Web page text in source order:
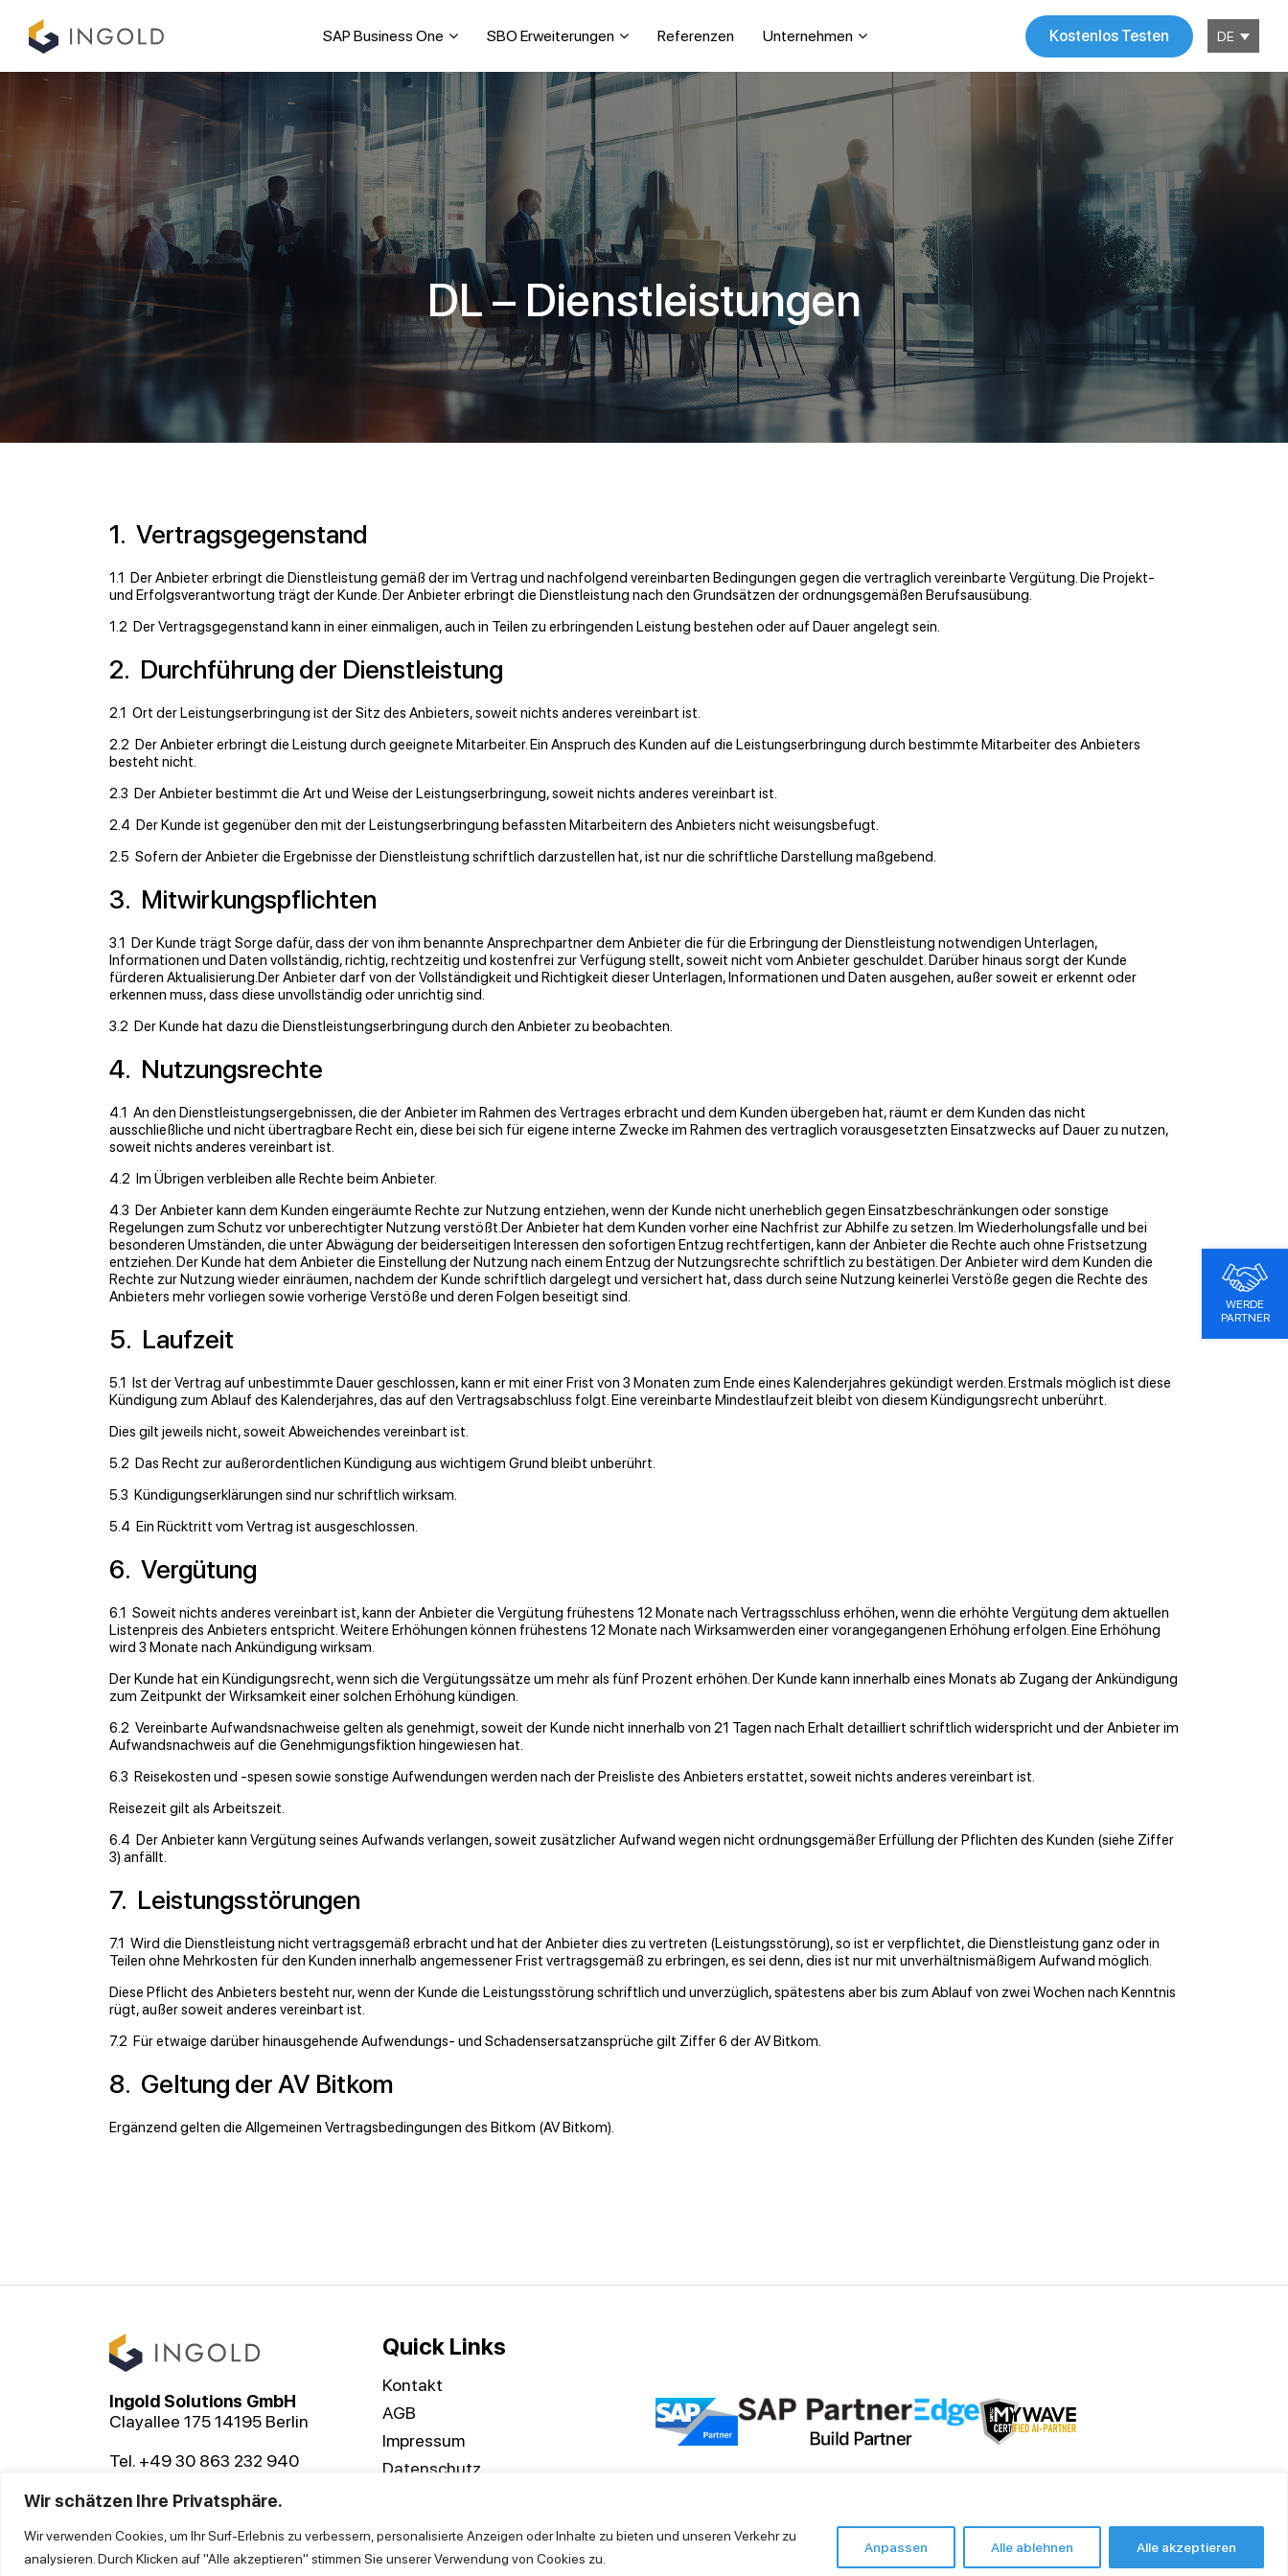
Wir schätzen Ihre Privatsphäre.
Wir verwenden Cookies, um Ihr Surf-Erlebnis zu verbessern, personalisierte Anzeigen oder Inhalte zu bieten und unseren Verkehr zu
analysieren. Durch Klicken auf "Alle akzeptieren" stimmen Sie unserer Verwendung von Cookies zu.
Anpassen Alle ablehnen Alle akzeptieren
SAP Business One SBO Erweiterungen Referenzen Unternehmen DE
Kostenlos Testen
DL – Dienstleistungen
1. Vertragsgegenstand
1.1 Der Anbieter erbringt die Dienstleistung gemäß der im Vertrag und nachfolgend vereinbarten Bedingungen gegen die vertraglich vereinbarte Vergütung. Die Projekt-
und Erfolgsverantwortung trägt der Kunde. Der Anbieter erbringt die Dienstleistung nach den Grundsätzen der ordnungsgemäßen Berufsausübung.
1.2 Der Vertragsgegenstand kann in einer einmaligen, auch in Teilen zu erbringenden Leistung bestehen oder auf Dauer angelegt sein.
2. Durchführung der Dienstleistung
2.1 Ort der Leistungserbringung ist der Sitz des Anbieters, soweit nichts anderes vereinbart ist.
2.2 Der Anbieter erbringt die Leistung durch geeignete Mitarbeiter. Ein Anspruch des Kunden auf die Leistungserbringung durch bestimmte Mitarbeiter des Anbieters
besteht nicht.
2.3 Der Anbieter bestimmt die Art und Weise der Leistungserbringung, soweit nichts anderes vereinbart ist.
2.4 Der Kunde ist gegenüber den mit der Leistungserbringung befassten Mitarbeitern des Anbieters nicht weisungsbefugt.
2.5 Sofern der Anbieter die Ergebnisse der Dienstleistung schriftlich darzustellen hat, ist nur die schriftliche Darstellung maßgebend.
3. Mitwirkungspﬂichten
3.1 Der Kunde trägt Sorge dafür, dass der von ihm benannte Ansprechpartner dem Anbieter die für die Erbringung der Dienstleistung notwendigen Unterlagen,
Informationen und Daten vollständig, richtig, rechtzeitig und kostenfrei zur Verfügung stellt, soweit nicht vom Anbieter geschuldet. Darüber hinaus sorgt der Kunde
fürderen Aktualisierung.Der Anbieter darf von der Vollständigkeit und Richtigkeit dieser Unterlagen, Informationen und Daten ausgehen, außer soweit er erkennt oder
erkennen muss, dass diese unvollständig oder unrichtig sind.
3.2 Der Kunde hat dazu die Dienstleistungserbringung durch den Anbieter zu beobachten.
4. Nutzungsrechte
4.1 An den Dienstleistungsergebnissen, die der Anbieter im Rahmen des Vertrages erbracht und dem Kunden übergeben hat, räumt er dem Kunden das nicht
ausschließliche und nicht übertragbare Recht ein, diese bei sich für eigene interne Zwecke im Rahmen des vertraglich vorausgesetzten Einsatzwecks auf Dauer zu nutzen,
soweit nichts anderes vereinbart ist.
4.2 Im Übrigen verbleiben alle Rechte beim Anbieter.
4.3 Der Anbieter kann dem Kunden eingeräumte Rechte zur Nutzung entziehen, wenn der Kunde nicht unerheblich gegen Einsatzbeschränkungen oder sonstige
Regelungen zum Schutz vor unberechtigter Nutzung verstößt.Der Anbieter hat dem Kunden vorher eine Nachfrist zur Abhilfe zu setzen. Im Wiederholungsfalle und bei
besonderen Umständen, die unter Abwägung der beiderseitigen Interessen den sofortigen Entzug rechtfertigen, kann der Anbieter die Rechte auch ohne Fristsetzung
entziehen. Der Kunde hat dem Anbieter die Einstellung der Nutzung nach einem Entzug der Nutzungsrechte schriftlich zu bestätigen. Der Anbieter wird dem Kunden die
Rechte zur Nutzung wieder einräumen, nachdem der Kunde schriftlich dargelegt und versichert hat, dass durch seine Nutzung keinerlei Verstöße gegen die Rechte des
Anbieters mehr vorliegen sowie vorherige Verstöße und deren Folgen beseitigt sind.
5. Laufzeit
5.1 Ist der Vertrag auf unbestimmte Dauer geschlossen, kann er mit einer Frist von 3 Monaten zum Ende eines Kalenderjahres gekündigt werden. Erstmals möglich ist diese
Kündigung zum Ablauf des Kalenderjahres, das auf den Vertragsabschluss folgt. Eine vereinbarte Mindestlaufzeit bleibt von diesem Kündigungsrecht unberührt.
Dies gilt jeweils nicht, soweit Abweichendes vereinbart ist.
5.2 Das Recht zur außerordentlichen Kündigung aus wichtigem Grund bleibt unberührt.
5.3 Kündigungserklärungen sind nur schriftlich wirksam.
5.4 Ein Rücktritt vom Vertrag ist ausgeschlossen.
6. Vergütung
6.1 Soweit nichts anderes vereinbart ist, kann der Anbieter die Vergütung frühestens 12 Monate nach Vertragsschluss erhöhen, wenn die erhöhte Vergütung dem aktuellen
Listenpreis des Anbieters entspricht. Weitere Erhöhungen können frühestens 12 Monate nach Wirksamwerden einer vorangegangenen Erhöhung erfolgen. Eine Erhöhung
wird 3 Monate nach Ankündigung wirksam.
Der Kunde hat ein Kündigungsrecht, wenn sich die Vergütungssätze um mehr als fünf Prozent erhöhen. Der Kunde kann innerhalb eines Monats ab Zugang der Ankündigung
zum Zeitpunkt der Wirksamkeit einer solchen Erhöhung kündigen.
6.2 Vereinbarte Aufwandsnachweise gelten als genehmigt, soweit der Kunde nicht innerhalb von 21 Tagen nach Erhalt detailliert schriftlich widerspricht und der Anbieter im
Aufwandsnachweis auf die Genehmigungsﬁktion hingewiesen hat.
6.3 Reisekosten und -spesen sowie sonstige Aufwendungen werden nach der Preisliste des Anbieters erstattet, soweit nichts anderes vereinbart ist.
Reisezeit gilt als Arbeitszeit.
6.4 Der Anbieter kann Vergütung seines Aufwands verlangen, soweit zusätzlicher Aufwand wegen nicht ordnungsgemäßer Erfüllung der Pﬂichten des Kunden (siehe Ziffer
3) anfällt.
7. Leistungsstörungen
7.1 Wird die Dienstleistung nicht vertragsgemäß erbracht und hat der Anbieter dies zu vertreten (Leistungsstörung), so ist er verpﬂichtet, die Dienstleistung ganz oder in
Teilen ohne Mehrkosten für den Kunden innerhalb angemessener Frist vertragsgemäß zu erbringen, es sei denn, dies ist nur mit unverhältnismäßigem Aufwand möglich.
Diese Pﬂicht des Anbieters besteht nur, wenn der Kunde die Leistungsstörung schriftlich und unverzüglich, spätestens aber bis zum Ablauf von zwei Wochen nach Kenntnis
rügt, außer soweit anderes vereinbart ist.
7.2 Für etwaige darüber hinausgehende Aufwendungs- und Schadensersatzansprüche gilt Ziffer 6 der AV Bitkom.
8. Geltung der AV Bitkom
Ergänzend gelten die Allgemeinen Vertragsbedingungen des Bitkom (AV Bitkom).
Ingold Solutions GmbH
Clayallee 175 14195 Berlin
Tel. +49 30 863 232 940
contact@ingoldsolutions.com
Quick Links
Kontakt
AGB
Impressum
Datenschutz
Copyright © 2026 Ingold Solutions GmbH.
WERDE
PARTNER